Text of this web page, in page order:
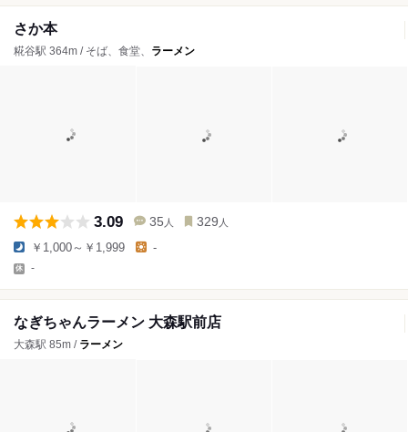
さか本
糀谷駅 364m / そば、食堂、 ラーメン
3.09 35 人 329 人
￥1,000～￥1,999 -
-
なぎちゃんラーメン 大森駅前店
大森駅 85m / ラーメン